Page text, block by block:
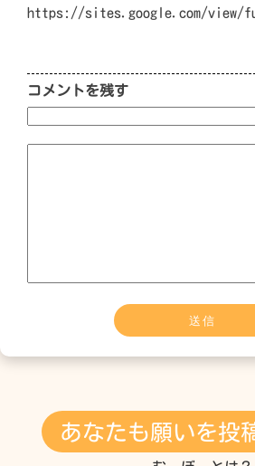
https://sites.google.com/view/
コメントを残す
あなたも願いを投